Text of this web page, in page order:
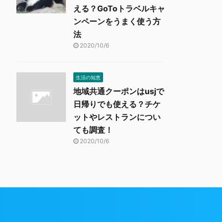
える？GoToトラベルキャ
ンペーンをうまく使う方
法
2020/10/6
生活の知恵
地域共通クーポンはusjで
日帰りでも使える？チケ
ットやレストランについ
ても調査！
2020/10/6